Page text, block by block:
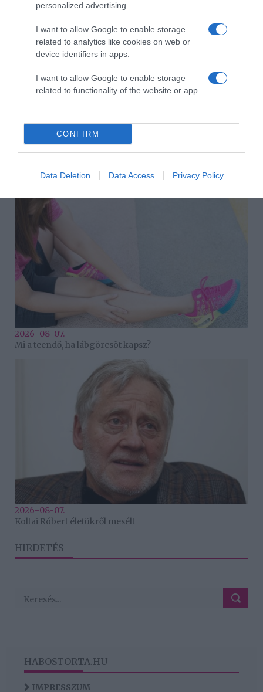
personalized advertising.
I want to allow Google to enable storage
related to analytics like cookies on web or
device identifiers in apps.
I want to allow Google to enable storage
related to functionality of the website or app.
CONFIRM
Data Deletion Data Access Privacy Policy
2026-08-07.
2026-08-07.
Mi a teendő, ha lábgörcsöt kapsz?
2026-08-07.
Koltai Róbert életükről mesélt
HIRDETÉS
HABOSTORTA.HU
IMPRESSZUM